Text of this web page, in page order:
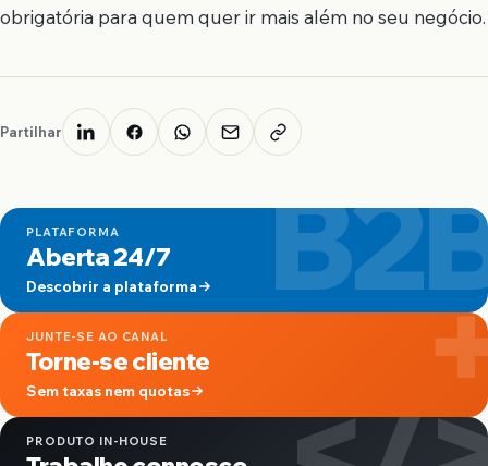
obrigatória para quem quer ir mais além no seu negócio.
Partilhar
PLATAFORMA
Aberta 24/7
Descobrir a plataforma
JUNTE-SE AO CANAL
Torne-se cliente
Sem taxas nem quotas
PRODUTO IN-HOUSE